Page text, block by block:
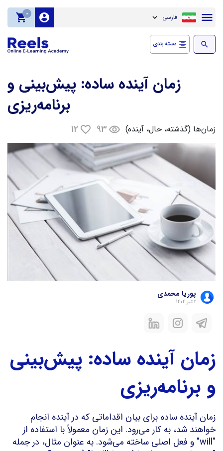
menu فارسی expand_more
account_circle
0
local_grocery_store
search
format_align_center دسته بندی
زمان آینده ساده: پیش‌بینی و
برنامه‌ریزی
زمان‌ها (گذشته، حال، آینده) remove_red_eye
93
favorite_border
12
پوریا محمدی
2 تیر 1404
زمان آینده ساده: پیش‌بینی
و برنامه‌ریزی
زمان آینده ساده برای بیان اقداماتی که در آینده انجام
خواهند شد، به کار می‌رود. این زمان معمولاً با استفاده از
"will" و فعل اصلی ساخته می‌شود. به عنوان مثال، در جمله